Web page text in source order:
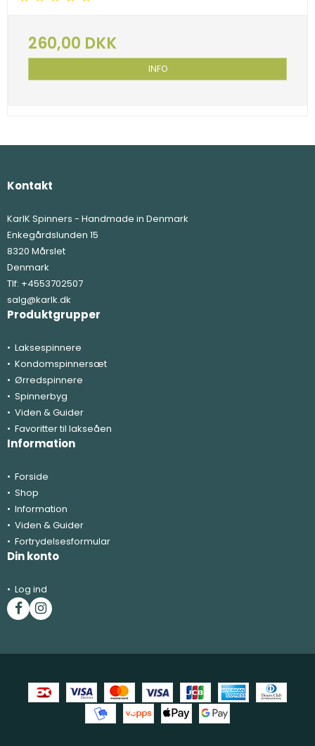
260,00 DKK
INFO
Kontakt
KarlK Spinners - Handmade in Denmark
Enkegårdslunden 15
8320 Mårslet
Denmark
Tlf: +4553702507
salg@karlk.dk
Produktgrupper
Laksespinnere
Kondomspinnersæt
Ørredspinnere
Spinnerbyg
Viden & Guider
Favoritter til lakseåen
Information
Forside
Shop
Information
Viden & Guider
Fortrydelsesformular
Din konto
Log ind